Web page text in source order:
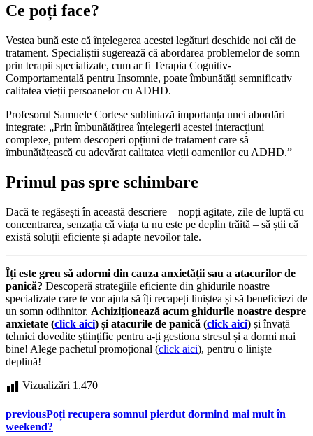
Ce poți face?
Vestea bună este că înțelegerea acestei legături deschide noi căi de
tratament. Specialiștii sugerează că abordarea problemelor de somn
prin terapii specializate, cum ar fi Terapia Cognitiv-
Comportamentală pentru Insomnie, poate îmbunătăți semnificativ
calitatea vieții persoanelor cu ADHD.
Profesorul Samuele Cortese subliniază importanța unei abordări
integrate: „Prin îmbunătățirea înțelegerii acestei interacțiuni
complexe, putem descoperi opțiuni de tratament care să
îmbunătățească cu adevărat calitatea vieții oamenilor cu ADHD.”
Primul pas spre schimbare
Dacă te regăsești în această descriere – nopți agitate, zile de luptă cu
concentrarea, senzația că viața ta nu este pe deplin trăită – să știi că
există soluții eficiente și adapte nevoilor tale.
Îți este greu să adormi din cauza anxietății sau a atacurilor de
panică? Descoperă strategiile eficiente din ghidurile noastre
specializate care te vor ajuta să îți recapeți liniștea și să beneficiezi de
un somn odihnitor. Achiziționează acum ghidurile noastre despre
anxietate (click aici) și atacurile de panică (click aici) și învață
tehnici dovedite științific pentru a-ți gestiona stresul și a dormi mai
bine! Alege pachetul promoțional (click aici), pentru o liniște
deplină!
Vizualizări 1.470
previousPoți recupera somnul pierdut dormind mai mult în
weekend?